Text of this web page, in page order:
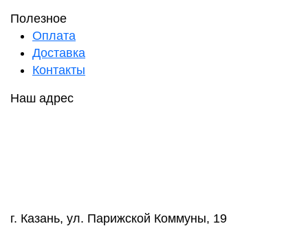
Полезное
Оплата
Доставка
Контакты
Наш адрес
г. Казань, ул. Парижской Коммуны, 19